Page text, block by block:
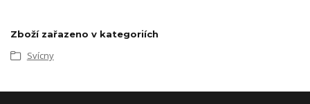
Zboží zařazeno v kategoriích
Svícny